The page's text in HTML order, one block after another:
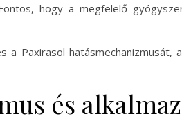
hogy a megfelelő
Paxirasol
és